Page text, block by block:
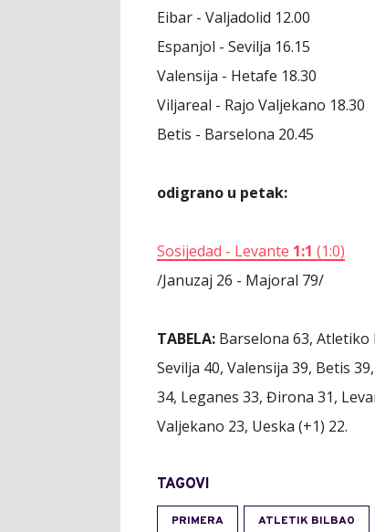
Eibar - Valjadolid 12.00
Espanjol - Sevilja 16.15
Valensija - Hetafe 18.30
Viljareal - Rajo Valjekano 18.30
Betis - Barselona 20.45
odigrano u petak:
Sosijedad - Levante 1:1 (1:0)
/Januzaj 26 - Majoral 79/
TABELA: Barselona 63, Atletiko
Sevilja 40, Valensija 39, Betis
34, Leganes 33, Đirona 31,
Valjekano 23, Ueska (+1) 22.
TAGOVI
PRIMERA ATLETIK BILBAO